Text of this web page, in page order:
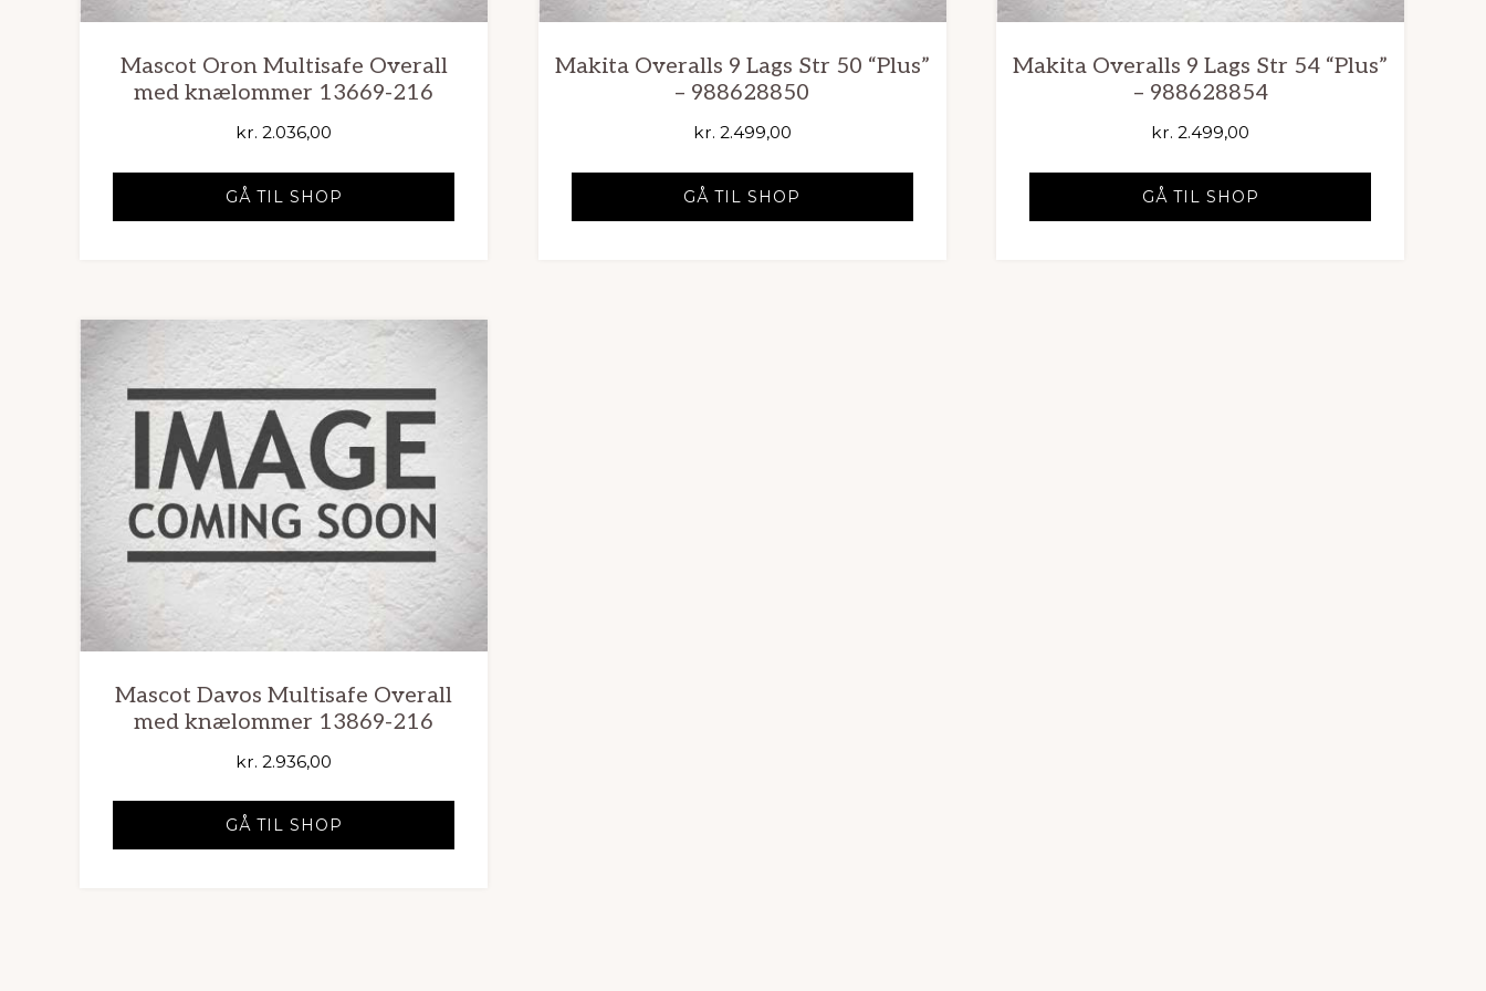
Mascot Oron Multisafe Overall
med knælommer 13669-216
kr. 2.036,00
GÅ TIL SHOP
Makita Overalls 9 Lags Str 50 “Plus”
– 988628850
kr. 2.499,00
GÅ TIL SHOP
Makita Overalls 9 Lags Str 54 “Plus”
– 988628854
kr. 2.499,00
GÅ TIL SHOP
Mascot Davos Multisafe Overall
med knælommer 13869-216
kr. 2.936,00
GÅ TIL SHOP